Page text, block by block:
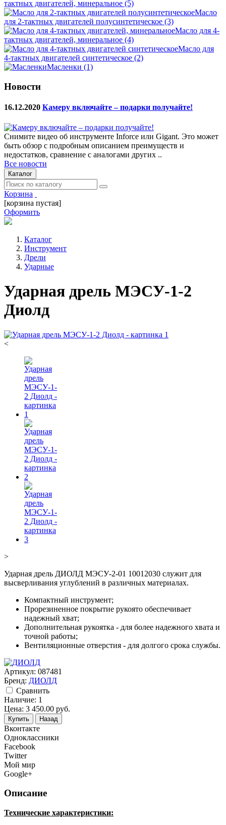
тактных двигателей, минеральное (5)
Масло
для 2-тактных двигателей полусинтетическое (3)
Масло для 4-
тактных двигателей, минеральное (4)
Масло для
4-тактных двигателей синтетическое (2)
Масленки (1)
Новости
16.12.2020 Камеру включайте – подарки получайте!
Снимите видео об инструменте Inforce или Gigant. Это может
быть обзор с подробным описанием преимуществ и
недостатков, сравнение с аналогами других ..
Все новости
Каталог
Корзина
[корзина пустая]
Оформить
Каталог
Инструмент
Дрели
Ударные
Ударная дрель МЭСУ-1-2
Диолд
<
>
Ударная дрель ДИОЛД МЭСУ-2-01 10012030 служит для
высверливания углублений в различных материалах.
Компактный инструмент;
Прорезиненное покрытие рукоято обеспечивает
надежный хват;
Дополнительная рукоятка - для более надежного хвата и
точной работы;
Вентиляционные отверстия - для долгого срока службы.
Артикул: 087481
Бренд: ДИОЛД
Cравнить
Наличие: 1
Цена: 3 450.00 руб.
Купить Назад
Вконтакте
Одноклассники
Facebook
Twitter
Мой мир
Google+
Описание
Технические характеристики: